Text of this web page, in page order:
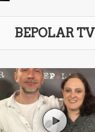
BEPOLAR TV